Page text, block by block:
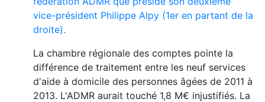
La chambre régionale des comptes pointe la
différence de traitement entre les neuf services
d'aide à domicile des personnes âgées de 2011 à
2013. L'ADMR aurait touché 1,8 M€ injustifiés. La